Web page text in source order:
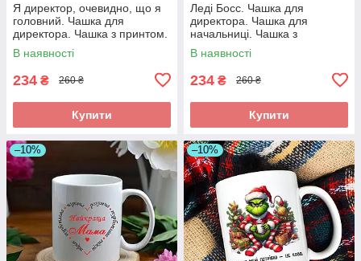
Я директор, очевидно, що я
головний. Чашка для
директора. Чашка з принтом.
В наявності
234 ₴ 260 ₴
Купити
Леді Босс. Чашка для
директора. Чашка для
начальниці. Чашка з
принтом.
В наявності
234 ₴ 260 ₴
Купити
–10% –10%